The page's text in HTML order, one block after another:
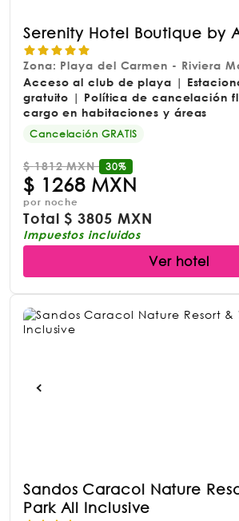
Serenity Hotel Boutique by
Zona: Playa del Carmen - Riviera
Acceso al club de playa |
gratuito | Política de cancelación
cargo en habitaciones y áreas
Cancelación GRATIS
$1812 MXN 30%
$ 1268 MXN
por noche
Total$3805 MXN
Impuestos incluidos
Ver hotel
Sandos Caracol Nature
Park All Inclusive